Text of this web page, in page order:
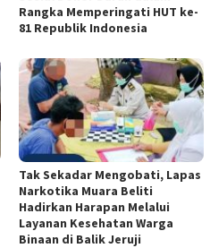
Rangka Memperingati HUT ke-
81 Republik Indonesia
Tak Sekadar Mengobati, Lapas
Narkotika Muara Beliti
Hadirkan Harapan Melalui
Layanan Kesehatan Warga
Binaan di Balik Jeruji